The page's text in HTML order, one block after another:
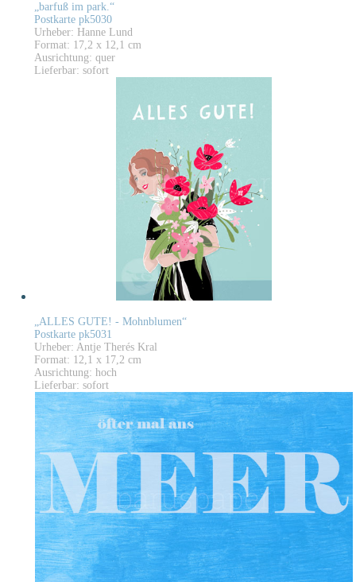
„barfuß im park.“
Postkarte pk5030
Urheber: Hanne Lund
Format: 17,2 x 12,1 cm
Ausrichtung: quer
Lieferbar: sofort
„ALLES GUTE! - Mohnblumen“
Postkarte pk5031
Urheber: Antje Therés Kral
Format: 12,1 x 17,2 cm
Ausrichtung: hoch
Lieferbar: sofort